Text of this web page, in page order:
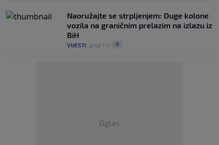
Naoružajte se strpljenjem: Duge kolone
vozila na graničnim prelazim na izlazu iz
BiH
VIJESTI prije 1 h 0
Oglas